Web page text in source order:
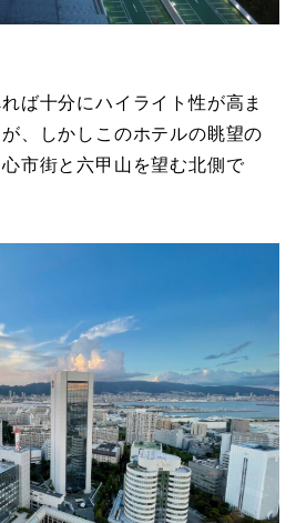
ば十分にハイライト性が高ま
、しかしこのホテルの眺望の
市街と六甲山を望む北側で